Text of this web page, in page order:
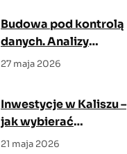
Budowa pod kontrolą
danych. Analizy
rynkowe pokazują,
27 maja 2026
Inwestycje w Kaliszu –
jak wybierać
mieszkanie z myślą o
21 maja 2026